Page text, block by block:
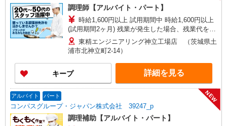
調理師【アルバイト・パート】
時給1,600円以上 試用期間中 時給1,600円以上
(試用期間2ヶ月) 残業が発生した場合、残業代を1
分単位で別途支給します。
東精エンジニアリング神立工場店 （茨城県土
浦市北神立町2-14）
キープ 詳細を見る
アルバイト パート
コンパスグループ・ジャパン株式会社 39247_p
NEW
調理補助【アルバイト・パート】